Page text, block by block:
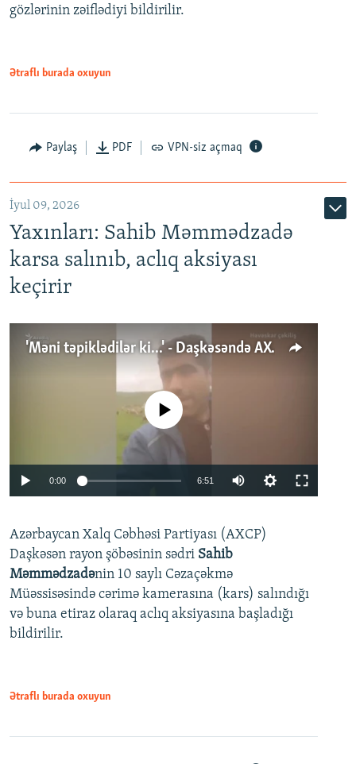
gözlərinin zəiflədiyi bildirilir.
Ətraflı burada oxuyun
Paylaş PDF VPN-siz açmaq
İyul 09, 2026
Yaxınları: Sahib Məmmədzadə
karsa salınıb, aclıq aksiyası
keçirir
'Məni təpiklədilər ki...' - Daşkəsəndə AXCP fəalının yaxınları onun həbsinə etiraz edirlər
Auto 240p 360p
720p 1080p
No media source currently available
0:00 6:51
360p
720p
1080p
Azərbaycan Xalq Cəbhəsi Partiyası (AXCP)
Daşkəsən rayon şöbəsinin sədri Sahib
Məmmədzadənin 10 saylı Cəzaçəkmə
Müəssisəsində cərimə kamerasına (kars) salındığı
və buna etiraz olaraq aclıq aksiyasına başladığı
bildirilir.
Ətraflı burada oxuyun